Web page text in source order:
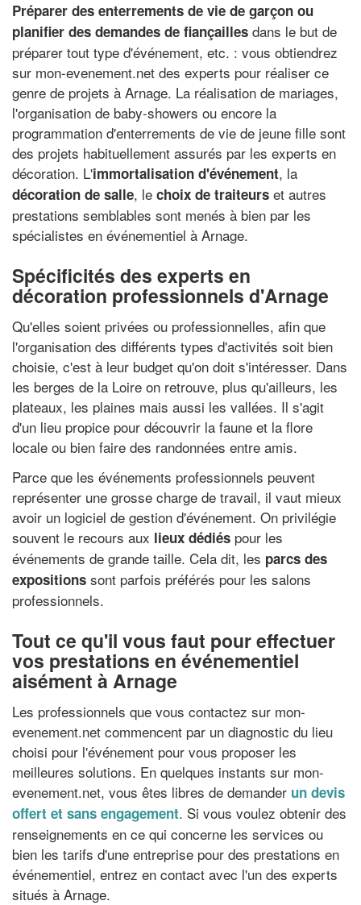
Préparer des enterrements de vie de garçon ou
planifier des demandes de fiançailles dans le but de
préparer tout type d'événement, etc. : vous obtiendrez
sur mon-evenement.net des experts pour réaliser ce
genre de projets à Arnage. La réalisation de mariages,
l'organisation de baby-showers ou encore la
programmation d'enterrements de vie de jeune fille sont
des projets habituellement assurés par les experts en
décoration. L'immortalisation d'événement, la
décoration de salle, le choix de traiteurs et autres
prestations semblables sont menés à bien par les
spécialistes en événementiel à Arnage.
Spécificités des experts en
décoration professionnels d'Arnage
Qu'elles soient privées ou professionnelles, afin que
l'organisation des différents types d'activités soit bien
choisie, c'est à leur budget qu'on doit s'intéresser. Dans
les berges de la Loire on retrouve, plus qu'ailleurs, les
plateaux, les plaines mais aussi les vallées. Il s'agit
d'un lieu propice pour découvrir la faune et la flore
locale ou bien faire des randonnées entre amis.
Parce que les événements professionnels peuvent
représenter une grosse charge de travail, il vaut mieux
avoir un logiciel de gestion d'événement. On privilégie
souvent le recours aux lieux dédiés pour les
événements de grande taille. Cela dit, les parcs des
expositions sont parfois préférés pour les salons
professionnels.
Tout ce qu'il vous faut pour effectuer
vos prestations en événementiel
aisément à Arnage
Les professionnels que vous contactez sur mon-
evenement.net commencent par un diagnostic du lieu
choisi pour l'événement pour vous proposer les
meilleures solutions. En quelques instants sur mon-
evenement.net, vous êtes libres de demander un devis
offert et sans engagement. Si vous voulez obtenir des
renseignements en ce qui concerne les services ou
bien les tarifs d'une entreprise pour des prestations en
événementiel, entrez en contact avec l'un des experts
situés à Arnage.